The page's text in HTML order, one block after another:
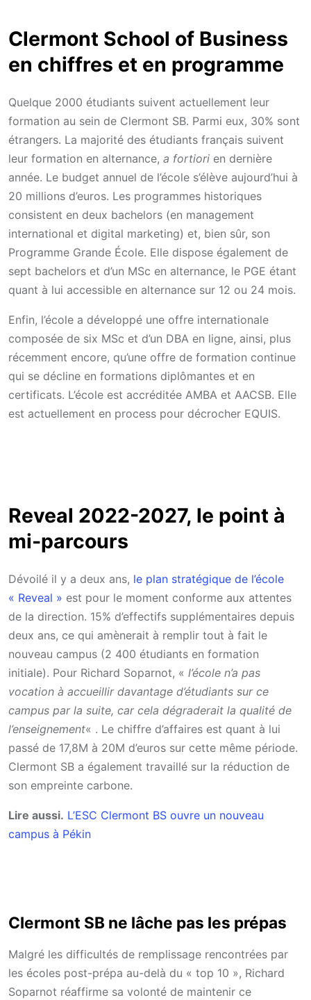
Clermont School of Business
en chiffres et en programme
Quelque 2000 étudiants suivent actuellement leur
formation au sein de Clermont SB. Parmi eux, 30% sont
étrangers. La majorité des étudiants français suivent
leur formation en alternance, a fortiori en dernière
année. Le budget annuel de l’école s’élève aujourd’hui à
20 millions d’euros. Les programmes historiques
consistent en deux bachelors (en management
international et digital marketing) et, bien sûr, son
Programme Grande École. Elle dispose également de
sept bachelors et d’un MSc en alternance, le PGE étant
quant à lui accessible en alternance sur 12 ou 24 mois.
Enfin, l’école a développé une offre internationale
composée de six MSc et d’un DBA en ligne, ainsi, plus
récemment encore, qu’une offre de formation continue
qui se décline en formations diplômantes et en
certificats. L’école est accréditée AMBA et AACSB. Elle
est actuellement en process pour décrocher EQUIS.
Reveal 2022-2027, le point à
mi-parcours
Dévoilé il y a deux ans, le plan stratégique de l’école
« Reveal » est pour le moment conforme aux attentes
de la direction. 15% d’effectifs supplémentaires depuis
deux ans, ce qui amènerait à remplir tout à fait le
nouveau campus (2 400 étudiants en formation
initiale). Pour Richard Soparnot, « l’école n’a pas
vocation à accueillir davantage d’étudiants sur ce
campus par la suite, car cela dégraderait la qualité de
l’enseignement« . Le chiffre d’affaires est quant à lui
passé de 17,8M à 20M d’euros sur cette même période.
Clermont SB a également travaillé sur la réduction de
son empreinte carbone.
Lire aussi. L’ESC Clermont BS ouvre un nouveau
campus à Pékin
Clermont SB ne lâche pas les prépas
Malgré les difficultés de remplissage rencontrées par
les écoles post-prépa au-delà du « top 10 », Richard
Soparnot réaffirme sa volonté de maintenir ce